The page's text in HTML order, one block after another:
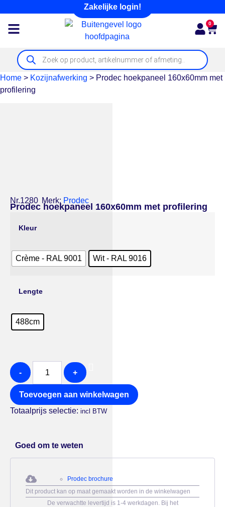
Zakelijke login!
0
Home > Kozijnafwerking > Prodec hoekpaneel 160x60mm met
profilering
Nr.1280 Merk: Prodec
Prodec hoekpaneel 160x60mm met profilering
Kleur
Crème - RAL 9001 Wit - RAL 9016
Lengte
488cm
- +
Toevoegen aan winkelwagen
Totaalprijs selectie: incl BTW
Goed om te weten
Prodec brochure
Dit product kan op maat gemaakt worden in de winkelwagen
De verwachtte levertijd is 1-4 werkdagen. Bij het